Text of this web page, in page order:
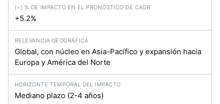
+5.2%
Global, con núcleo en Asia-Pacífico y expansión hacia
Europa y América del Norte
Mediano plazo (2-4 años)